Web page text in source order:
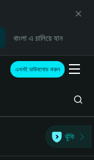
বাংলা এ চালিয়ে যান
এখনই ডাউনলোড করুন
ঝুঁকি